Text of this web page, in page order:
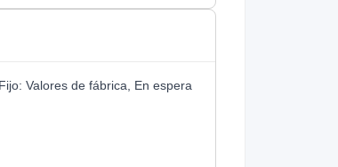
Valores de fábrica, En espera